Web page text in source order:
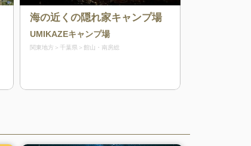
海の近くの隠れ家キャンプ場
UMIKAZEキャンプ場
関東地方 千葉県 館山・南房総